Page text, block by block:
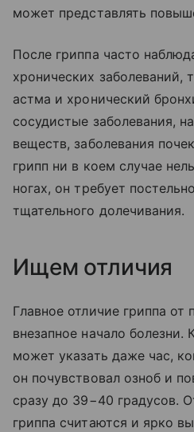
может представлять
После гриппа часто
хронических заболеваний,
астма и хронический
сосудистые заболевания,
веществ, заболевания
грипп ни в коем случае
ногах, он требует
тщательного долечивания.
Ищем отличия
Главное отличие гриппа
внезапное начало болезни.
может указать даже час,
он почувствовал озноб и
сразу до 39−40 градусов.
гриппа считаются и ярко